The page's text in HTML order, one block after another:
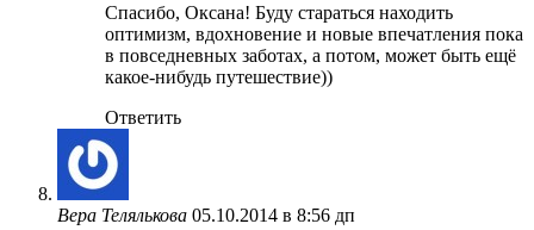
Спасибо, Оксана! Буду стараться находить
оптимизм, вдохновение и новые впечатления пока
в повседневных заботах, а потом, может быть ещё
какое-нибудь путешествие))
Ответить
Вера Телялькова 05.10.2014 в 8:56 дп